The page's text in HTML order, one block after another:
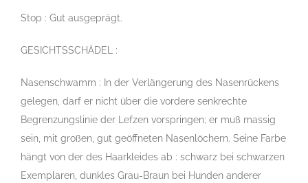
Stop : Gut ausgeprägt.
GESICHTSSCHÄDEL :
Nasenschwamm : In der Verlängerung des Nasenrückens
gelegen, darf er nicht über die vordere senkrechte
Begrenzungslinie der Lefzen vorspringen; er muß massig
sein, mit großen, gut geöffneten Nasenlöchern. Seine Farbe
hängt von der des Haarkleides ab : schwarz bei schwarzen
Exemplaren, dunkles Grau-Braun bei Hunden anderer